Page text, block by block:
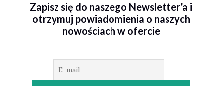
Zapisz się do naszego Newsletter’a i
otrzymuj powiadomienia o naszych
nowościach w ofercie